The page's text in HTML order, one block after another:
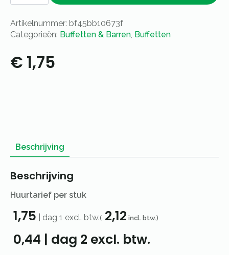
Artikelnummer: bf45bb10673f
Categorieën: Buffetten & Barren Buffetten
€ 1,75
Beschrijving
Beschrijving
Huurtarief per stuk
1,75 dag 1 excl. btw.( 2,12 incl. btw.)
0,44 | dag 2 excl. btw.